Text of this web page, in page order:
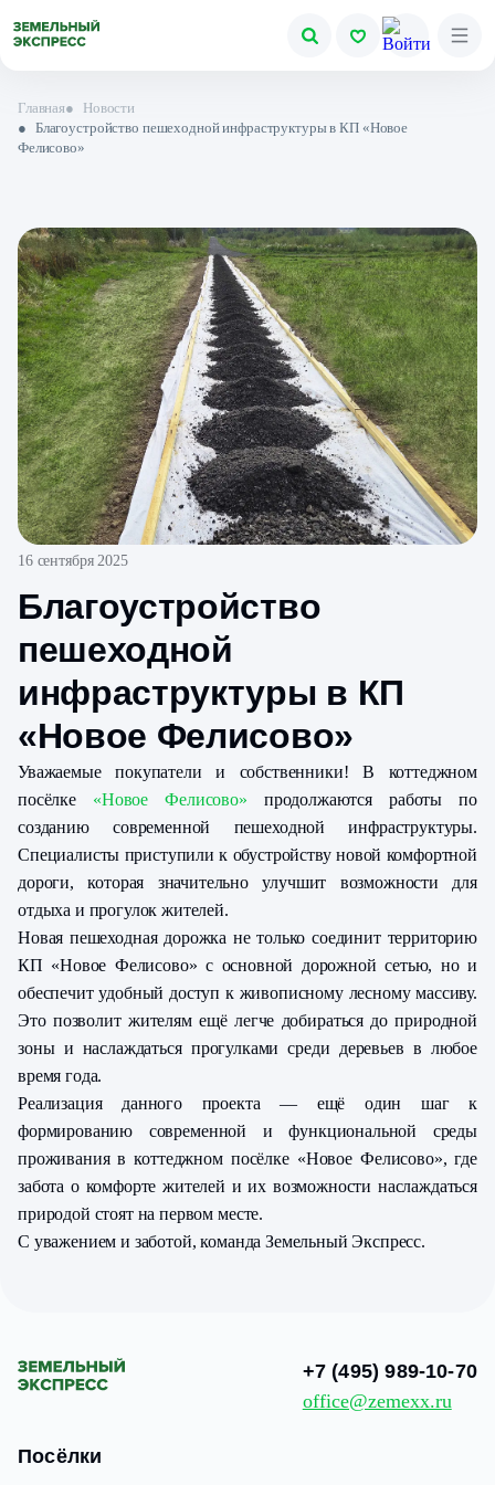
Главная●
Новости
● Благоустройство пешеходной инфраструктуры в КП «Новое
Фелисово»
16 сентября 2025
Благоустройство
пешеходной
инфраструктуры в КП
«Новое Фелисово»
Уважаемые покупатели и собственники! В коттеджном
посёлке «Новое Фелисово» продолжаются работы по
созданию современной пешеходной инфраструктуры.
Специалисты приступили к обустройству новой комфортной
дороги, которая значительно улучшит возможности для
отдыха и прогулок жителей.
Новая пешеходная дорожка не только соединит территорию
КП «Новое Фелисово» с основной дорожной сетью, но и
обеспечит удобный доступ к живописному лесному массиву.
Это позволит жителям ещё легче добираться до природной
зоны и наслаждаться прогулками среди деревьев в любое
время года.
Реализация данного проекта — ещё один шаг к
формированию современной и функциональной среды
проживания в коттеджном посёлке «Новое Фелисово», где
забота о комфорте жителей и их возможности наслаждаться
природой стоят на первом месте.
С уважением и заботой, команда Земельный Экспресс.
Посёлки
+7 (495) 989-10-70
office@zemexx.ru